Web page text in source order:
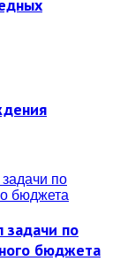
задачи по
бюджета